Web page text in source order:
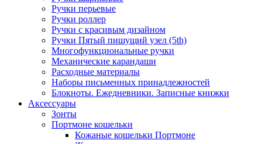
Ручки перьевые
Ручки роллер
Ручки с красивым дизайном
Ручки Пятый пишущий узел (5th)
Многофункциональные ручки
Механические карандаши
Расходные материалы
Наборы письменных принадлежностей
Блокноты. Ежедневники. Записные книжки
Аксессуары
Зонты
Портмоне кошельки
Кожаные кошельки Портмоне